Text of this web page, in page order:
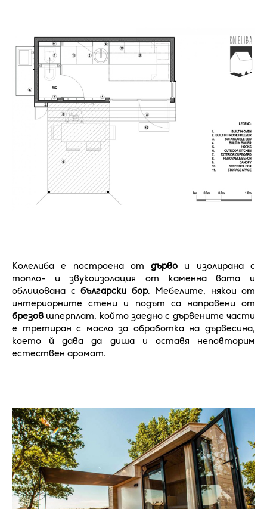
Колелиба е построена отдърво и изолирана с
топло- и звукоизолация от каменна вата и
облицована с български бор. Мебелите, някои от
интериорните стени и подът са направени от
брезов шперплат, който заедно с дървените части
е третиран с масло за обработка на дървесина,
което й дава да диша и оставя неповторим
естествен аромат.